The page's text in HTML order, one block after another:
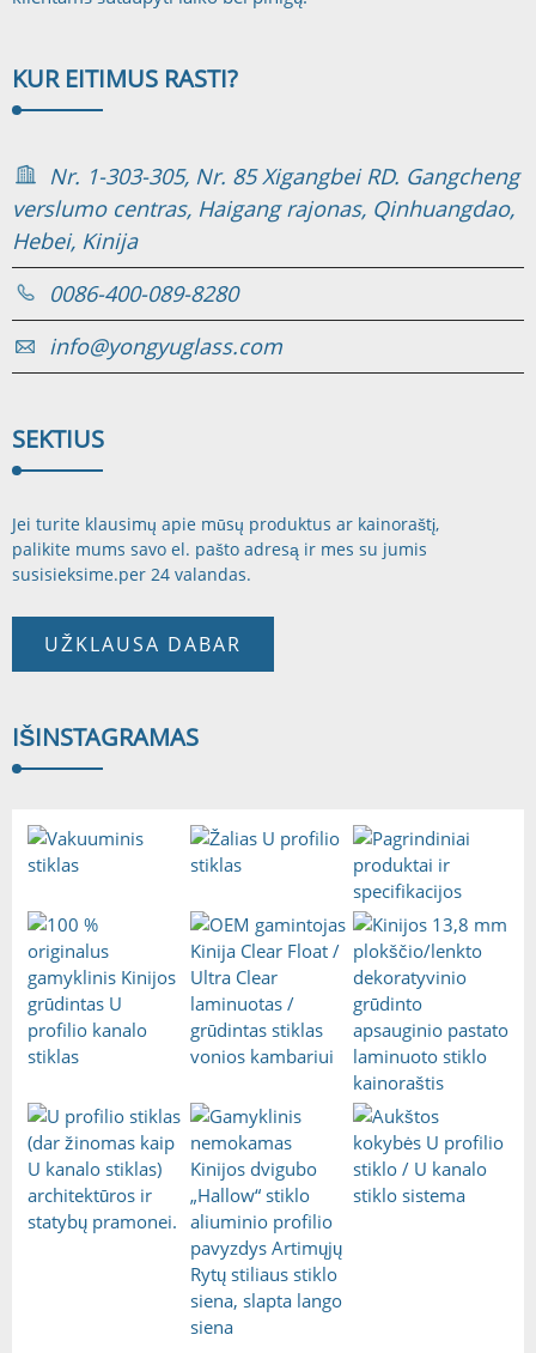
KUR EITIMUS RASTI?
Nr. 1-303-305, Nr. 85 Xigangbei RD. Gangcheng
verslumo centras, Haigang rajonas, Qinhuangdao,
Hebei, Kinija
0086-400-089-8280
info@yongyuglass.com
SEKTIUS
Jei turite klausimų apie mūsų produktus ar kainoraštį,
palikite mums savo el. pašto adresą ir mes su jumis
susisieksime.per 24 valandas.
UŽKLAUSA DABAR
IŠINSTAGRAMAS